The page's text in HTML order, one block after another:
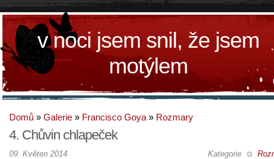
v noci jsem snil, že jsem
motýlem
Domů » Galerie » Francisco Goya » Rozmary
4. Chůvin chlapeček
Kategorie
09. Květen 2014